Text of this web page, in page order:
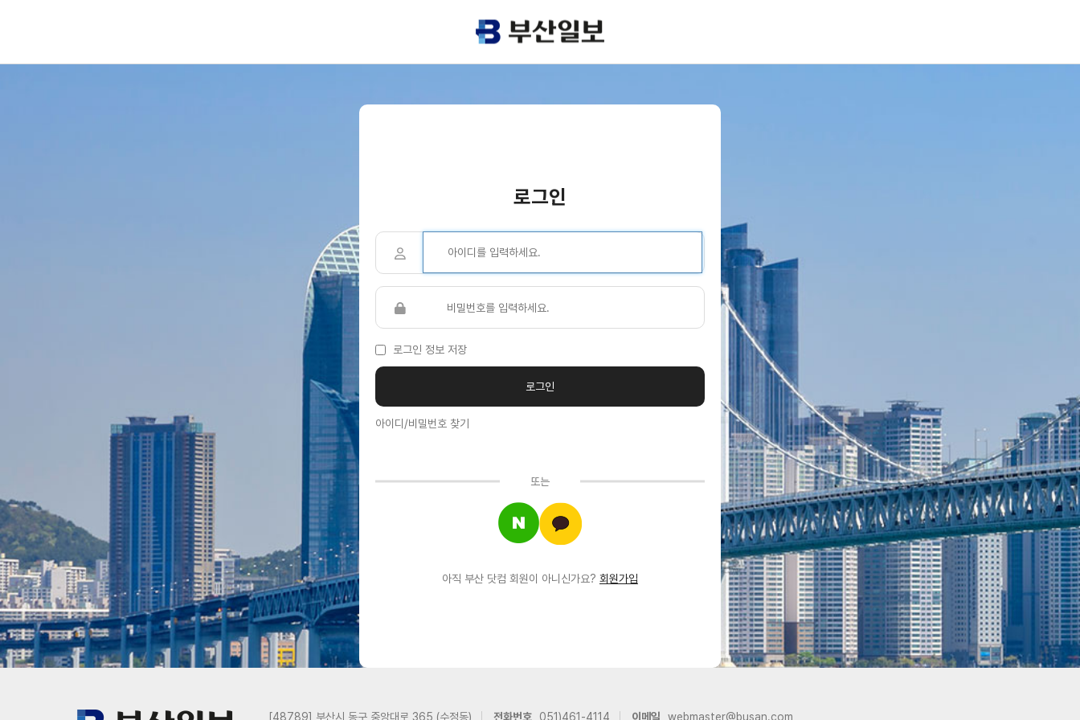
로그인
로그인 정보 저장
아이디/비밀번호 찾기
또는
아직 부산 닷컴 회원이 아니신가요? 회원가입
[48789] 부산시 동구 중앙대로 365 (수정동) 전화번호 051)461-4114 이메일 webmaster@busan.com